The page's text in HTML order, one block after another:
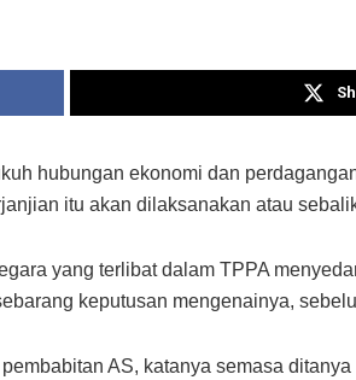
hubungan ekonomi dan
itu akan dilaksanakan atau
yang terlibat dalam TPPA
keputusan mengenainya,
AS, katanya semasa